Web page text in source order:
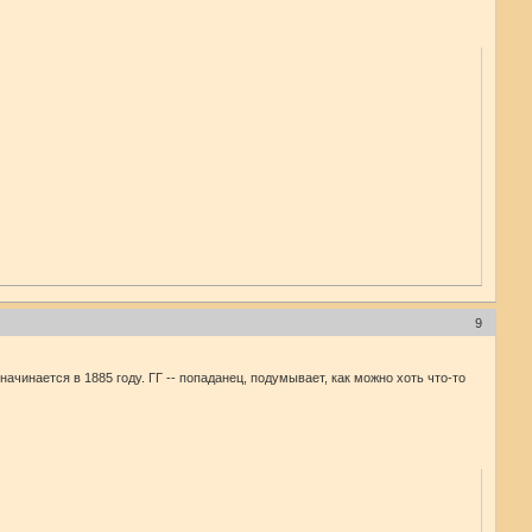
9
в 1885 году. ГГ -- попаданец, подумывает, как можно хоть что-то